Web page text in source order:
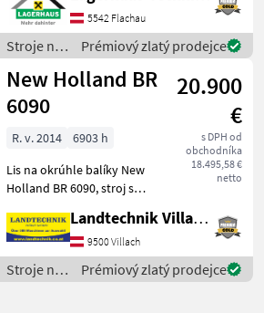
1xDW Steuergerät
erforderlich * elektro
5542 Flachau
Stroje na
zber
objemových
krmív /
Elho
Prémiový zlatý prodejce
New Holland BR
6090
20.900
€
s DPH od
obchodníka
18.495,58 €
netto
R. v. 2014
6903 h
Lis na okrúhle balíky New
Holland BR 6090, stroj s
s priemerom 1, 25 m, rezací
rotor s 15 nožmi,
komfortné ovládanie Bale
Command Plus, viaz
Landtechnik Villach GmbH
9500 Villach
Stroje na
zber
Prémiový zlatý prodejce